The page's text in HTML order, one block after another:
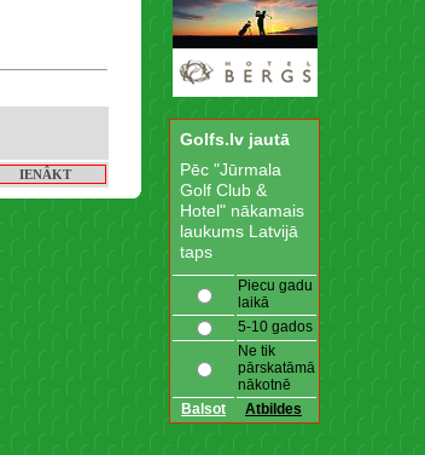
Golfs.lv jautā
Pēc "Jūrmala
Golf Club &
Hotel" nākamais
laukums Latvijā
taps
Piecu gadu
laikā
5-10 gados
Ne tik
pārskatāmā
nākotnē